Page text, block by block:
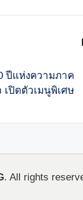
ปีแห่งความภาค
เปิดตัวเมนูพิเศษ
. All rights